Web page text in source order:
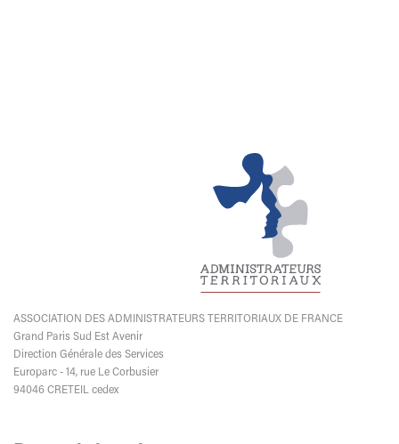
ASSOCIATION DES ADMINISTRATEURS TERRITORIAUX DE FRANCE
Grand Paris Sud Est Avenir
Direction Générale des Services
Europarc - 14, rue Le Corbusier
94046 CRETEIL cedex